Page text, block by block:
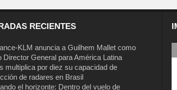
RECIENTES
KLM anuncia a Guilhem Mallet como
Director General para América Latina
multiplica por diez su capacidad de
de radares en Brasil
el horizonte: Dentro del vuelo de